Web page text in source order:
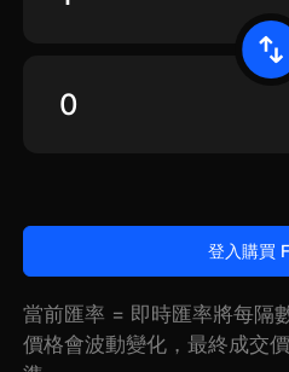
登入購買
當前匯率 = 即時匯率將每隔
價格會波動變化，最終成交